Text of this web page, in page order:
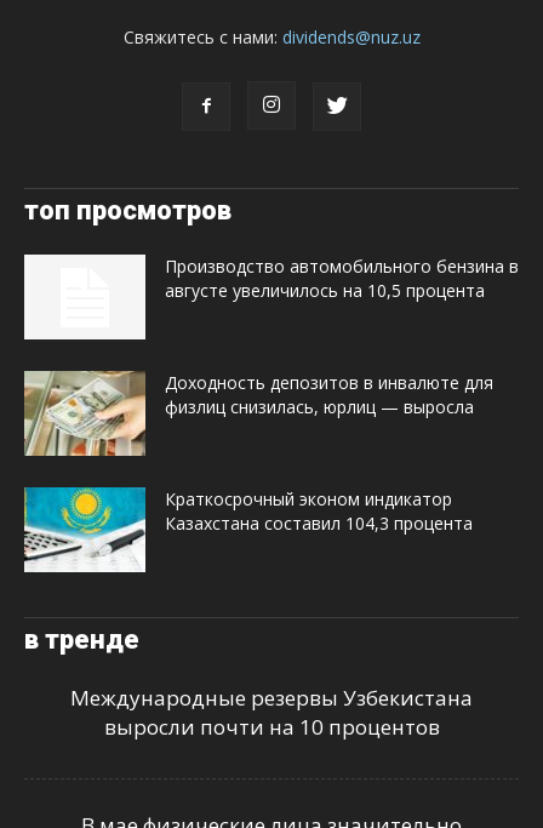
Свяжитесь с нами: dividends@nuz.uz
топ просмотров
Производство автомобильного бензина в
августе увеличилось на 10,5 процента
Доходность депозитов в инвалюте для
физлиц снизилась, юрлиц — выросла
Краткосрочный эконом индикатор
Казахстана составил 104,3 процента
в тренде
Международные резервы Узбекистана
выросли почти на 10 процентов